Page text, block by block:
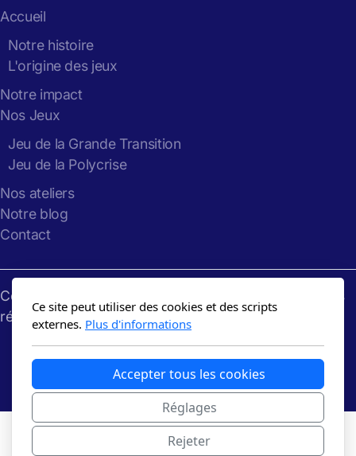
Accueil
Notre histoire
L'origine des jeux
Notre impact
Nos Jeux
Jeu de la Grande Transition
Jeu de la Polycrise
Nos ateliers
Notre blog
Contact
Copyright
: 2024-2026, tous droits
réservés
Ce site peut utiliser des cookies et des scripts
externes. Plus d'informations
Accepter tous les cookies
Réglages
Rejeter